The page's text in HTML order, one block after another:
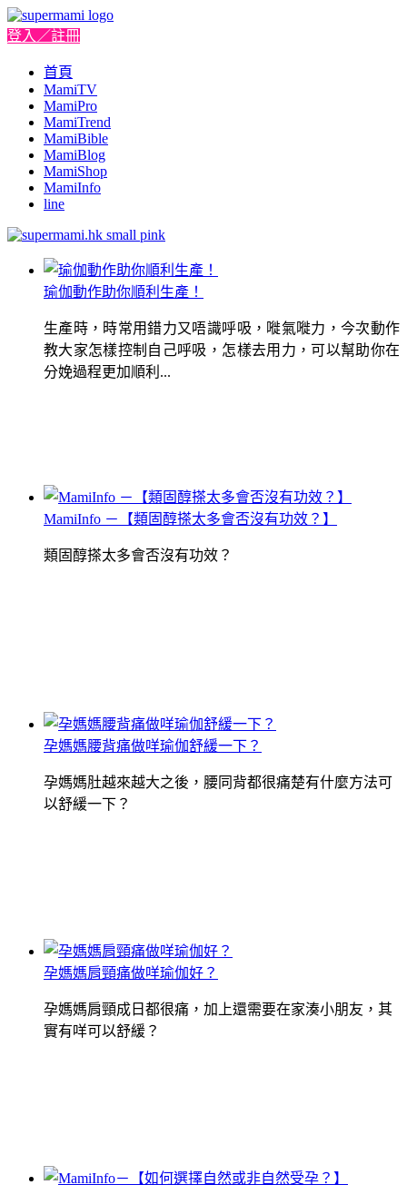
登入／註冊
首頁
MamiTV
MamiPro
MamiTrend
MamiBible
MamiBlog
MamiShop
MamiInfo
line
瑜伽動作助你順利生產！
生產時，時常用錯力又唔識呼吸，嘥氣嘥力，今次動作
教大家怎樣控制自己呼吸，怎樣去用力，可以幫助你在
分娩過程更加順利...
MamiInfo －【類固醇搽太多會否沒有功效？】
類固醇搽太多會否沒有功效？
孕媽媽腰背痛做咩瑜伽舒緩一下？
孕媽媽肚越來越大之後，腰同背都很痛楚有什麼方法可
以舒緩一下？
孕媽媽肩頸痛做咩瑜伽好？
孕媽媽肩頸成日都很痛，加上還需要在家湊小朋友，其
實有咩可以舒緩？